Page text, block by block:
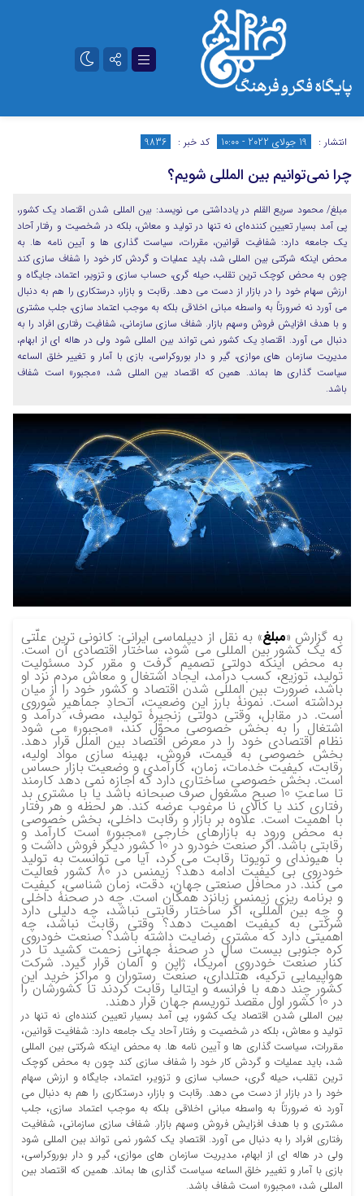
تلگرام آپارات
انتشار : 19 جولای 2022 - 10:00 کد خبر : 9836
چرا نمی‌توانیم بین المللی شویم؟
مبلغ/ محمود سریع القلم در یادداشتی می نویسد: بین المللی شدن اقتصاد یک کشور،
پی آمد بسیار تعیین کننده‌ای نه تنها در تولید و معاش، بلکه در شخصیت و رفتار آحاد
یک جامعه دارد: شفافیت قوانین، مقررات، سیاست گذاری ها و آیین نامه ها. به
محض اینکه شرکتی بین المللی شد، باید عملیات و گردش کار خود را شفاف سازی کند
چون به محض کوچک ترین تقلب، حیله گری، حساب سازی و تزویر، اعتماد، جایگاه و
ارزش سهام خود را در بازار از دست می دهد. رقابت و بازار، درستکاری را هم به دنبال
می آورد نه ضرورتاً به واسطه مبانی اخلاقی بلکه به موجب اعتماد سازی، جلب مشتری
و با هدف افزایش فروش وسهم بازار. شفاف سازی سازمانی، شفافیت رفتاری افراد را به
دنبال می آورد. اقتصادِ یک کشور نمی تواند بین المللی شود ولی در هاله ای از ابهام،
مدیریت سازمان های موازی، گیر و دار بوروکراسی، بازی با آمار و تغییر خلق‌ الساعه
سیاست گذاری ‌ها بماند. همین که اقتصاد بین المللی شد، «مجبور» است شفاف
باشد.
به گزارش «مبلغ» به نقل از دیپلماسی ایرانی: کانونی ترین علّتی
که یک کشور بین المللی می شود، ساختار اقتصادی آن است.
به محض اینکه دولتی تصمیم گرفت و مقرر کرد مسئولیت
تولید، توزیع، کسب درآمد، ایجاد اشتغال و معاش مردم نزد او
باشد، ضرورت بین المللی شدن اقتصاد و کشور خود را از میان
برداشته است. نمونۀ بارز این وضعیت، اتحادِ جماهیرِ شوروی
است. در مقابل، وقتی دولتی زنجیرۀ تولید، مصرف، درآمد و
اشتغال را به بخش خصوصی محوّل کند، «مجبور» می شود
نظام اقتصادی خود را در معرض اقتصاد بین الملل قرار دهد.
بخش خصوصی به قیمت، فروش، بهینه سازی مواد اولیه،
رقابت، کیفیت خدمات، زمان، کارآمدی و وضعیت بازار حساس
است. بخش خصوصی ساختاری دارد که اجازه نمی‌ دهد کارمند
تا ساعتِ 10 صبح مشغول صرف صبحانه باشد یا با مشتری بد
رفتاری کند یا کالای نا مرغوب عرضه کند. هر لحظه و هر رفتار
با اهمیت است. علاوه بر بازار و رقابت داخلی، بخش خصوصی
به محض ورود به بازارهای خارجی «مجبور» است کارآمد و
رقابتی باشد. اگر صنعت خودرو در 10 کشور دیگر فروش داشت و
با هیوندای و تویوتا رقابت می کرد، آیا می توانست به تولید
خودروی بی کیفیت ادامه دهد؟ زیمنس در 80 کشور فعالیت
می کند. در محافل صنعتی جهان، دقت، زمان شناسی، کیفیت
و برنامه ریزی زیمنس زبانزد همگان است. چه در صحنۀ داخلی
و چه بین المللی، اگر ساختار رقابتی نباشد، چه دلیلی دارد
شرکتی به کیفیت اهمیت دهد؟ وقتی رقابت نباشد، چه
اهمیتی دارد که مشتری رضایت داشته باشد؟ صنعت خودروی
کره جنوبی بیست سال در صحنۀ جهانی زحمت کشید تا در
کنار صنعت خودروی آمریکا، ژاپن و آلمان قرار گیرد. شرکت
هواپیمایی ترکیه، هتلداری، صنعت رستوران و مراکز خرید این
کشور چند دهه با فرانسه و ایتالیا رقابت کردند تا کشورشان را
در 10 کشور اول مقصد توریسم جهان قرار دهند.
بین المللی شدن اقتصاد یک کشور، پی آمد بسیار تعیین کننده‌ای نه تنها در
تولید و معاش، بلکه در شخصیت و رفتار آحاد یک جامعه دارد: شفافیت قوانین،
مقررات، سیاست گذاری ها و آیین نامه ها. به محض اینکه شرکتی بین المللی
شد، باید عملیات و گردش کار خود را شفاف سازی کند چون به محض کوچک
ترین تقلب، حیله گری، حساب سازی و تزویر، اعتماد، جایگاه و ارزش سهام
خود را در بازار از دست می دهد. رقابت و بازار، درستکاری را هم به دنبال می
آورد نه ضرورتاً به واسطه مبانی اخلاقی بلکه به موجب اعتماد سازی، جلب
مشتری و با هدف افزایش فروش وسهم بازار. شفاف سازی سازمانی، شفافیت
رفتاری افراد را به دنبال می آورد. اقتصادِ یک کشور نمی تواند بین المللی شود
ولی در هاله ای از ابهام، مدیریت سازمان های موازی، گیر و دار بوروکراسی،
بازی با آمار و تغییر خلق‌ الساعه سیاست گذاری ‌ها بماند. همین که اقتصاد بین
المللی شد، «مجبور» است شفاف باشد.